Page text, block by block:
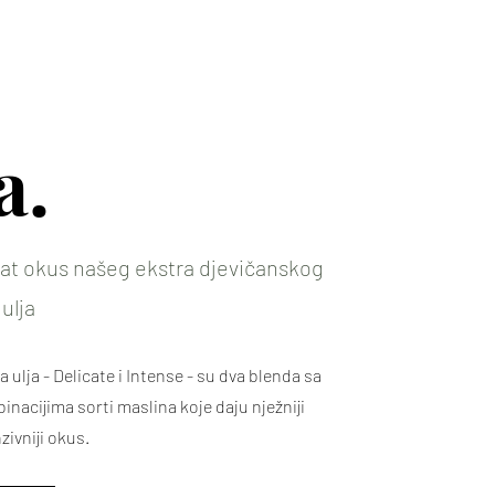
okus našeg ekstra djevičanskog
ulja - Delicate i Intense - su dva blenda sa
sorti maslina koje daju nježniji
okus.